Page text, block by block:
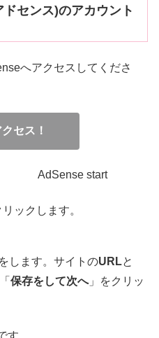
センス)のアカウント
へアクセスしてくださ
セス！
ックします。
します。サイトのURLと
保存をして次へ」をクリッ
す。